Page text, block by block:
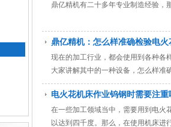
鼎亿精机有二十多年专业制造经验，
鼎亿精机：怎么样准确检验电
现在的加工行业，都会使用到各种各
大家讲解其中的一种设备，怎么样准
电火花机床作业钨钢时需要注重
在一些加工领域当中，需要用到电火
以达到四千度。那么，在使用机床进